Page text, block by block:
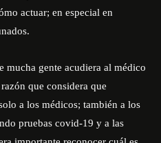
actuar; en especial en
gente acudiera al médico
que considera que
a los médicos; también a los
pruebas covid-19 y a las